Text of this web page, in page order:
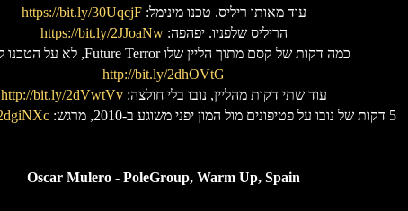
עוד מאותו ריליס. טכנו מינימל:https://bit.ly/30UqcjF
הריליס שלפניו. יפהפה:https://bit.ly/2JJoaNw
כמה דקות של קסם מתוך הליין שלו Future Terror, לא על הטכנו לבדו:
http://bit.ly/2dhOVtG
עוד שתי דקות מהליין, נובו בלי חולצה:http://bit.ly/2dVwtVv
5 דקות של נובו על פטיפונים מול המון יפני משוגע ב-2010, מרגש:
http://bit.ly/2dgiNXc
Oscar Mulero - PoleGroup, Warm Up, Spain